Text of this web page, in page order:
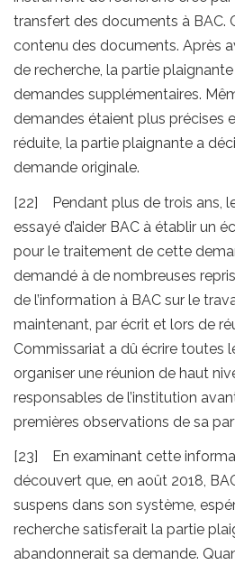
transfert des documents à BAC.
contenu des documents. Après
de recherche, la partie
demandes supplémentaires.
demandes étaient plus précises
réduite, la partie plaignante a
demande originale.
[22] Pendant plus de trois ans,
essayé d’aider BAC à établir un
pour le traitement de cette
demandé à de nombreuses
de l’information à BAC sur le
maintenant, par écrit et lors de
Commissariat a dû écrire toutes
organiser une réunion de haut
responsables de l’institution
premières observations de sa
[23] En examinant cette
découvert que, en août 2018,
suspens dans son système,
recherche satisferait la partie
abandonnerait sa demande.